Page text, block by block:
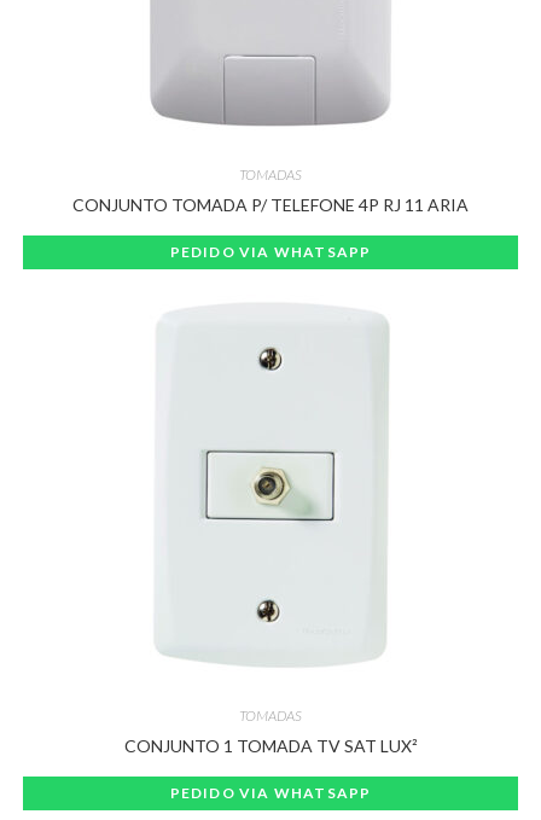
TOMADAS
CONJUNTO TOMADA P/ TELEFONE 4P RJ 11 ARIA
PEDIDO VIA WHATSAPP
TOMADAS
CONJUNTO 1 TOMADA TV SAT LUX²
PEDIDO VIA WHATSAPP